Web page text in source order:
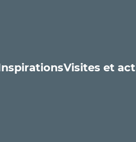
Visites et